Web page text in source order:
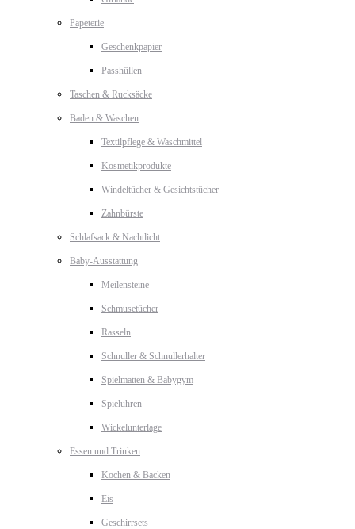
Papeterie
Geschenkpapier
Passhüllen
Taschen & Rucksäcke
Baden & Waschen
Textilpflege & Waschmittel
Kosmetikprodukte
Windeltücher & Gesichtstücher
Zahnbürste
Schlafsack & Nachtlicht
Baby-Ausstattung
Meilensteine
Schmusetücher
Rasseln
Schnuller & Schnullerhalter
Spielmatten & Babygym
Spieluhren
Wickelunterlage
Essen und Trinken
Kochen & Backen
Eis
Geschirrsets